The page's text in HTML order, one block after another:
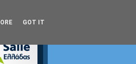
GOT IT